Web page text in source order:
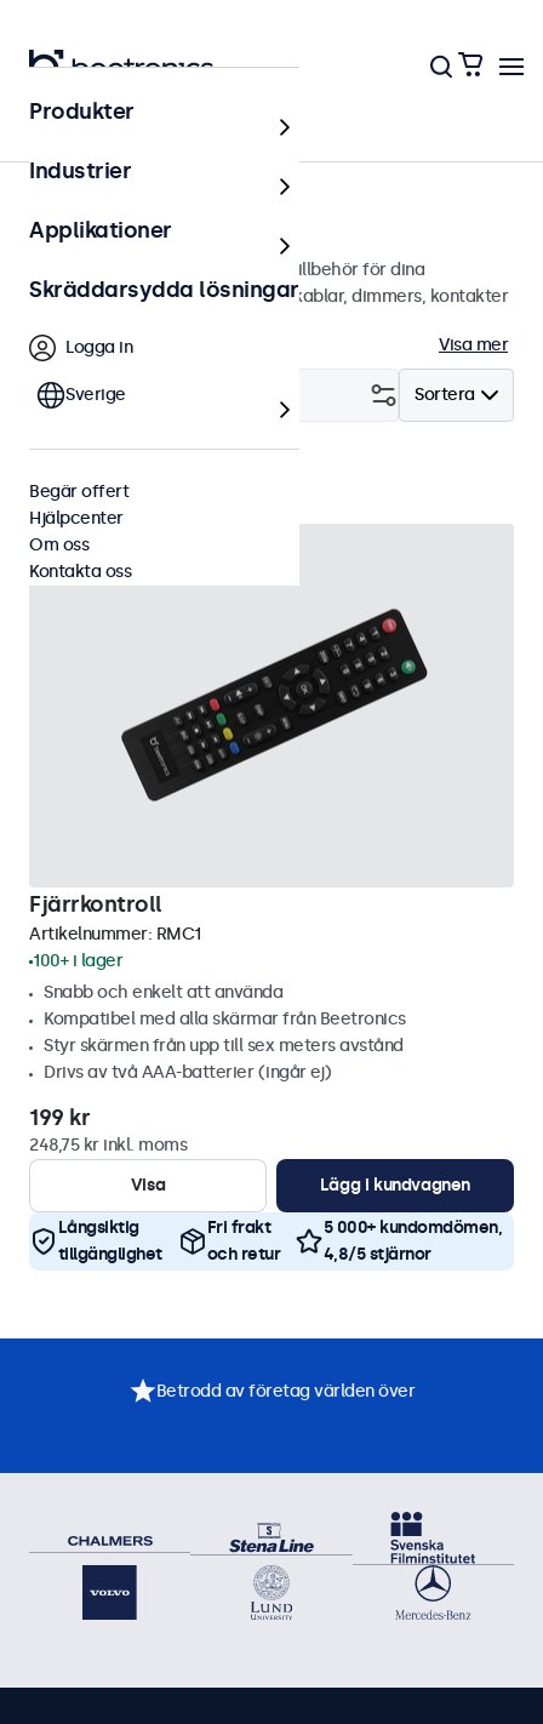
Hem
Tillbehör
Ett brett utbud av professionella tillbehör för dina
Beetronics-skärmar. Väggfästen, kablar, dimmers, kontakter
Visa mer
Sortera
Filtrera (1)
Fjärrkontroll
Artikelnummer: RMC1
100+ i lager
Snabb och enkelt att använda
Kompatibel med alla skärmar från Beetronics
Styr skärmen från upp till sex meters avstånd
Drivs av två AAA-batterier (ingår ej)
199 kr
248,75 kr inkl. moms
Visa
Lägg i kundvagnen
Långsiktig
tillgänglighet
Fri frakt
och retur
5 000+ kundomdömen,
4,8/5 stjärnor
Produkter
Industrier
Applikationer
Skräddarsydda lösningar
Logga in
Sverige
Begär offert
Hjälpcenter
Om oss
Kontakta oss
Betrodd av företag världen över